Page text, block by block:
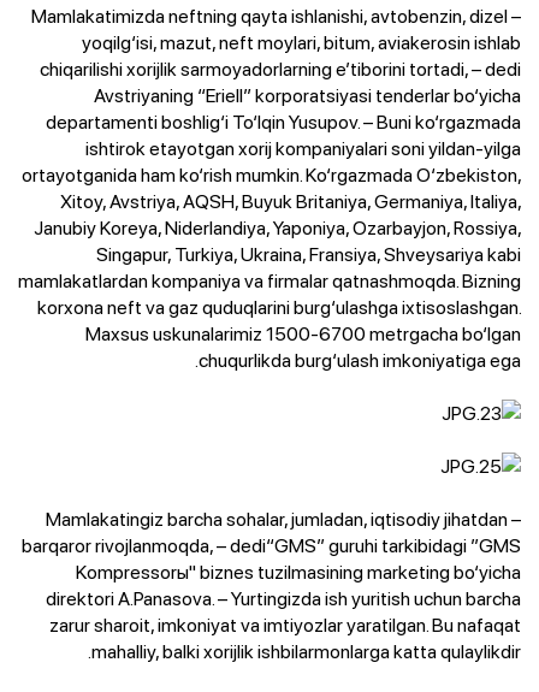
– Mamlakatimizda neftning qayta ishlanishi, avtobenzin, dizel
yoqilg‘isi, mazut, neft moylari, bitum, aviakerosin ishlab
chiqarilishi xorijlik sarmoyadorlarning e’tiborini tortadi, – dedi
Avstriyaning “Eriell” korporatsiyasi tenderlar bo‘yicha
departamenti boshlig‘i To‘lqin Yusupov. – Buni ko‘rgazmada
ishtirok etayotgan xorij kompaniyalari soni yildan-yilga
ortayotganida ham ko‘rish mumkin. Ko‘rgazmada O‘zbekiston,
Xitoy, Avstriya, AQSH, Buyuk Britaniya, Germaniya, Italiya,
Janubiy Koreya, Niderlandiya, Yaponiya, Ozarbayjon, Rossiya,
Singapur, Turkiya, Ukraina, Fransiya, Shveysariya kabi
mamlakatlardan kompaniya va firmalar qatnashmoqda. Bizning
korxona neft va gaz quduqlarini burg‘ulashga ixtisoslashgan.
Maxsus uskunalarimiz 1500-6700 metrgacha bo‘lgan
chuqurlikda burg‘ulash imkoniyatiga ega.
– Mamlakatingiz barcha sohalar, jumladan, iqtisodiy jihatdan
barqaror rivojlanmoqda, – dedi“GMS” guruhi tarkibidagi ”GMS
Kompressorы" biznes tuzilmasining marketing bo‘yicha
direktori A.Panasova. – Yurtingizda ish yuritish uchun barcha
zarur sharoit, imkoniyat va imtiyozlar yaratilgan. Bu nafaqat
mahalliy, balki xorijlik ishbilarmonlarga katta qulaylikdir.